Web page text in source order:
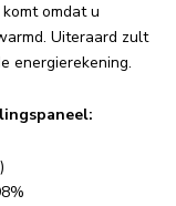
omdat u
Uiteraard zult
energierekening.